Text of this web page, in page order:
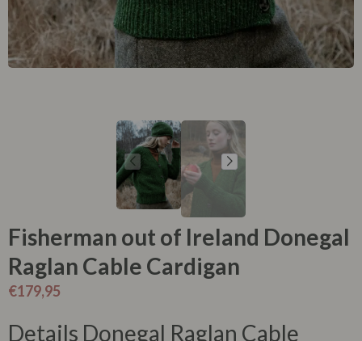
Fisherman out of Ireland Donegal
Raglan Cable Cardigan
€179,95
Details Donegal Raglan Cable